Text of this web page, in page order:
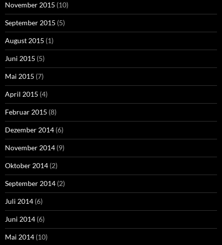
November 2015 (10)
September 2015 (5)
August 2015 (1)
Juni 2015 (5)
Mai 2015 (7)
April 2015 (4)
Februar 2015 (8)
Dezember 2014 (6)
November 2014 (9)
Oktober 2014 (2)
September 2014 (2)
Juli 2014 (6)
Juni 2014 (6)
Mai 2014 (10)